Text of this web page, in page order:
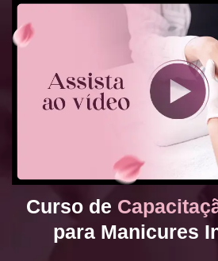
Curso de
para Manicures